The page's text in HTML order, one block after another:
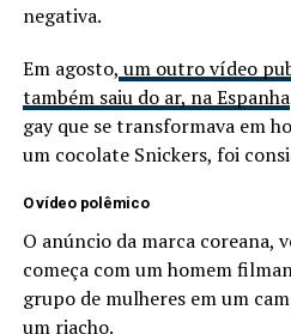
negativa.
Em agosto, um outro vídeo
também saiu do ar, na Espanha
gay que se transformava em
um cocolate Snickers, foi
O vídeo polêmico
O anúncio da marca coreana,
começa com um homem
grupo de mulheres em um
um riacho.